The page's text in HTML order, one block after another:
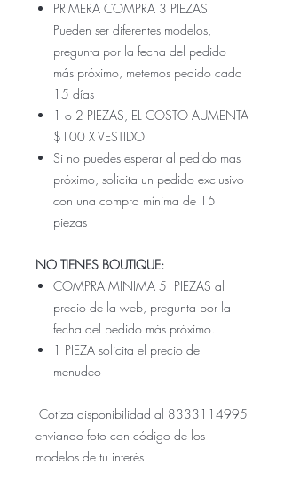
PRIMERA COMPRA 3 PIEZAS
Pueden ser diferentes modelos,
pregunta por la fecha del pedido
más próximo, metemos pedido cada
15 días
1 o 2 PIEZAS, EL COSTO AUMENTA
$100 X VESTIDO
Si no puedes esperar al pedido mas
próximo, solicita un pedido exclusivo
con una compra mínima de 15
piezas
NO TIENES BOUTIQUE:
COMPRA MINIMA 5 PIEZAS al
precio de la web, pregunta por la
fecha del pedido más próximo.
1 PIEZA solicita el precio de
menudeo
Cotiza disponibilidad al 8333114995
enviando foto con código de los
modelos de tu interés